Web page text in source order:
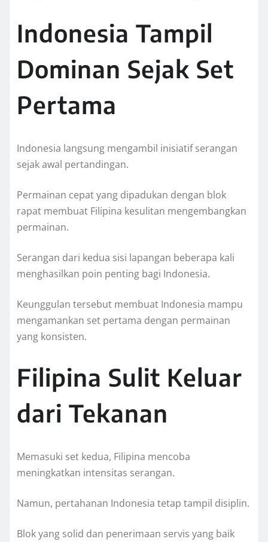
Indonesia Tampil
Dominan Sejak Set
Pertama
Indonesia langsung mengambil inisiatif serangan
sejak awal pertandingan.
Permainan cepat yang dipadukan dengan blok
rapat membuat Filipina kesulitan mengembangkan
permainan.
Serangan dari kedua sisi lapangan beberapa kali
menghasilkan poin penting bagi Indonesia.
Keunggulan tersebut membuat Indonesia mampu
mengamankan set pertama dengan permainan
yang konsisten.
Filipina Sulit Keluar
dari Tekanan
Memasuki set kedua, Filipina mencoba
meningkatkan intensitas serangan.
Namun, pertahanan Indonesia tetap tampil disiplin.
Blok yang solid dan penerimaan servis yang baik